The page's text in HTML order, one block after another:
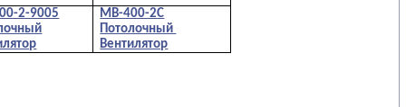
2-9005
МВ-400-2С
Потолочный
Вентилятор